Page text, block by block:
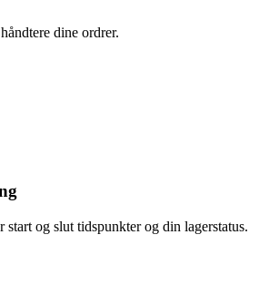
dine ordrer.
start og slut tidspunkter og din lagerstatus.